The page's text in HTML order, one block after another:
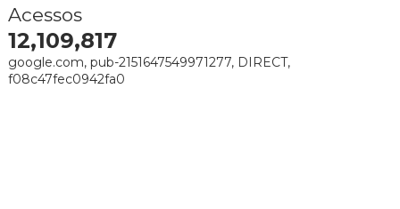
Acessos
12,109,817
google.com, pub-2151647549971277, DIRECT,
f08c47fec0942fa0